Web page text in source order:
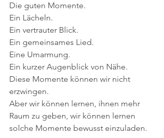
Die guten Momente.
Ein Lächeln.
Ein vertrauter Blick.
Ein gemeinsames Lied.
Eine Umarmung.
Ein kurzer Augenblick von Nähe.
Diese Momente können wir nicht
erzwingen.
Aber wir können lernen, ihnen mehr
Raum zu geben, wir können lernen
solche Momente bewusst einzuladen.